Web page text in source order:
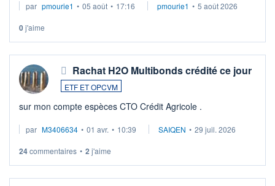
par pmourie1 • 05 août • 17:16 pmourie1 • 5 août 2026
0j'aime
Rachat H2O Multibonds crédité ce jour
ETF ET OPCVM
sur mon compte espèces CTO Crédit Agricole .
par M3406634 • 01 avr. • 10:39 SAIQEN • 29 juil. 2026
24commentaires • 2 j'aime